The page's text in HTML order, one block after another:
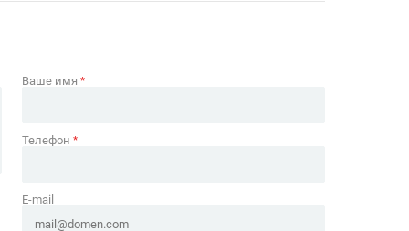
Ваше имя *
Телефон *
E-mail